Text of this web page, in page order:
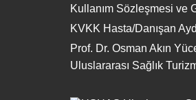
Kullanım Sözleşmesi ve
KVKK Hasta/Danışan
Prof. Dr. Osman Akın
Uluslararası Sağlık